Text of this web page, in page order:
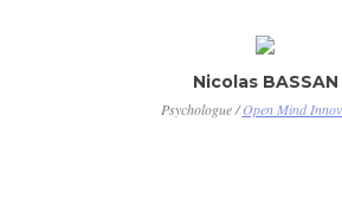
Nicolas BASSAN
Psychologue /Open Mind